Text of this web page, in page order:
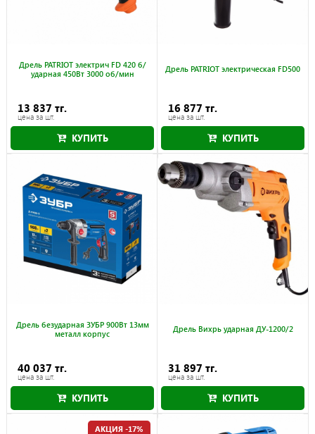
Дрель PATRIOT электрич FD 420 б/
ударная 450Вт 3000 об/мин
13 837 тг.
цена за шт.
КУПИТЬ
Дрель PATRIOT электрическая FD500
16 877 тг.
цена за шт.
КУПИТЬ
Дрель безударная ЗУБР 900Вт 13мм
металл корпус
40 037 тг.
цена за шт.
КУПИТЬ
Дрель Вихрь ударная ДУ-1200/2
31 897 тг.
цена за шт.
КУПИТЬ
АКЦИЯ -17%